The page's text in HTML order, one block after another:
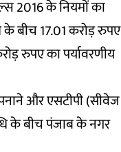
2016 के नियमों का
बीच 17.01 करोड़ रुपए
रुपए का पर्यावरणीय
और एसटीपी (सीवेज
के बीच पंजाब के नगर